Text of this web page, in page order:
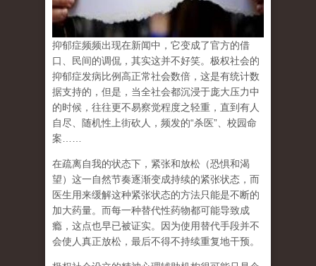
抑郁症频频出现在新闻中，它变成了官方的借
口、民间的调侃，其实这并不好笑。极权社会的
抑郁症发病比例高正常社会数倍，这是有统计数
据支持的，但是，当全社会都沉浸于庞大压力中
的时候，往往更不易察觉程度之轻重，直到有人
自尽、随机性上街砍人，频发的“杀医” 、校园命
案
在疏离自我的状态下，紧张和放松（恐惧和渴
望）这一自然节奏逐渐变成持续的紧张状态，而
医生用来缓解这种紧张状态的方法只能是不断的
加大药量。而每一种替代性药物都可能导致成
瘾，这点也早已被证实。因为使用替代手段并不
会使人真正放松，最后不得不持续重复地干预。